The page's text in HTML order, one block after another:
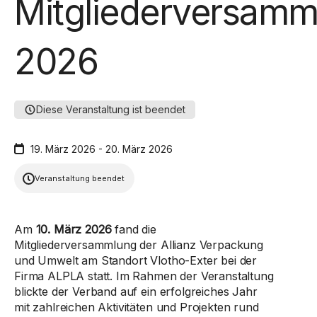
2026
Diese Veranstaltung ist beendet
19. März 2026 - 20. März 2026
Veranstaltung beendet
Am 10. März 2026fand die
Mitgliederversammlung der Allianz Verpackung
und Umwelt am Standort Vlotho-Exter bei der
Firma ALPLA statt. Im Rahmen der Veranstaltung
blickte der Verband auf ein erfolgreiches Jahr
mit zahlreichen Aktivitäten und Projekten rund